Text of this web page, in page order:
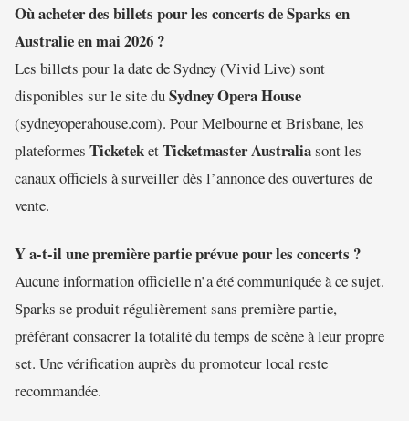
Où acheter des billets pour les concerts de Sparks en
Australie en mai 2026 ?
Les billets pour la date de Sydney (Vivid Live) sont
disponibles sur le site duSydney Opera House
(sydneyoperahouse.com). Pour Melbourne et Brisbane, les
plateformes TicketeketTicketmaster Australiasont les
canaux officiels à surveiller dès l’annonce des ouvertures de
vente.
Y a-t-il une première partie prévue pour les concerts ?
Aucune information officielle n’a été communiquée à ce sujet.
Sparks se produit régulièrement sans première partie,
préférant consacrer la totalité du temps de scène à leur propre
set. Une vérification auprès du promoteur local reste
recommandée.